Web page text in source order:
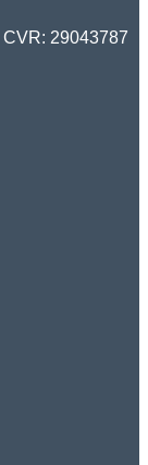
CVR: 29043787